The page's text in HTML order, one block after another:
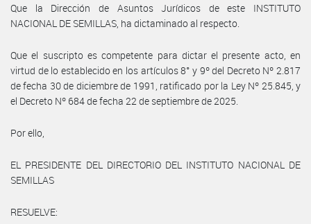
Que la Dirección de Asuntos Jurídicos de este INSTITUTO
NACIONAL DE SEMILLAS, ha dictaminado al respecto.
Que el suscripto es competente para dictar el presente acto, en
virtud de lo establecido en los artículos 8° y 9º del Decreto Nº 2.817
de fecha 30 de diciembre de 1991, ratificado por la Ley Nº 25.845, y
el Decreto Nº 684 de fecha 22 de septiembre de 2025.
Por ello,
EL PRESIDENTE DEL DIRECTORIO DEL INSTITUTO NACIONAL DE
SEMILLAS
RESUELVE: